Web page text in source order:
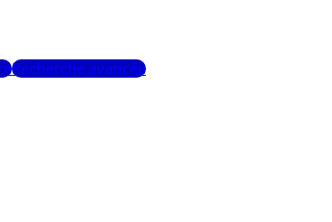
Recherche avancée